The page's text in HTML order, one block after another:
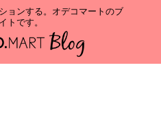
ョンする。オデコマートのブ
トです。